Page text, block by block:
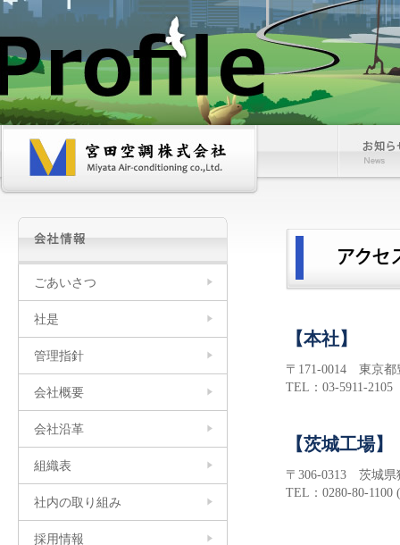
調
【本社】
〒171-0014 東京都
TEL：03-5911-
【茨城工場】
〒306-0313 茨城県
TEL：0280-80-
ごあいさつ
社是
管理指針
会社概要
会社沿革
組織表
社内の取り組み
採用情報